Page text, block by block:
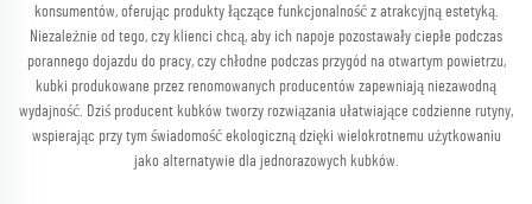
konsumentów, oferując produkty łączące funkcjonalność z atrakcyjną estetyką.
Niezależnie od tego, czy klienci chcą, aby ich napoje pozostawały ciepłe podczas
porannego dojazdu do pracy, czy chłodne podczas przygód na otwartym powietrzu,
kubki produkowane przez renomowanych producentów zapewniają niezawodną
wydajność. Dziś producent kubków tworzy rozwiązania ułatwiające codzienne rutyny,
wspierając przy tym świadomość ekologiczną dzięki wielokrotnemu użytkowaniu
jako alternatywie dla jednorazowych kubków.